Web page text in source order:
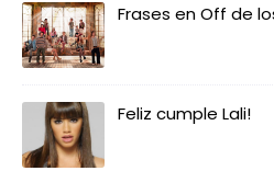
Frases en Off de
Feliz cumple Lali!